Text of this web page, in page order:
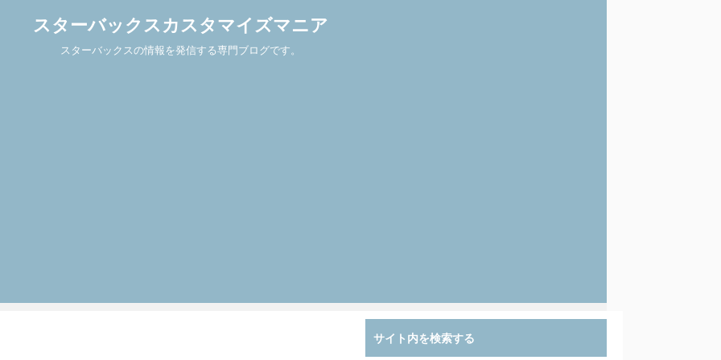
スターバックスカスタマイズマニア
スターバックスの情報を発信する専門ブログです。
サイト内を検索する